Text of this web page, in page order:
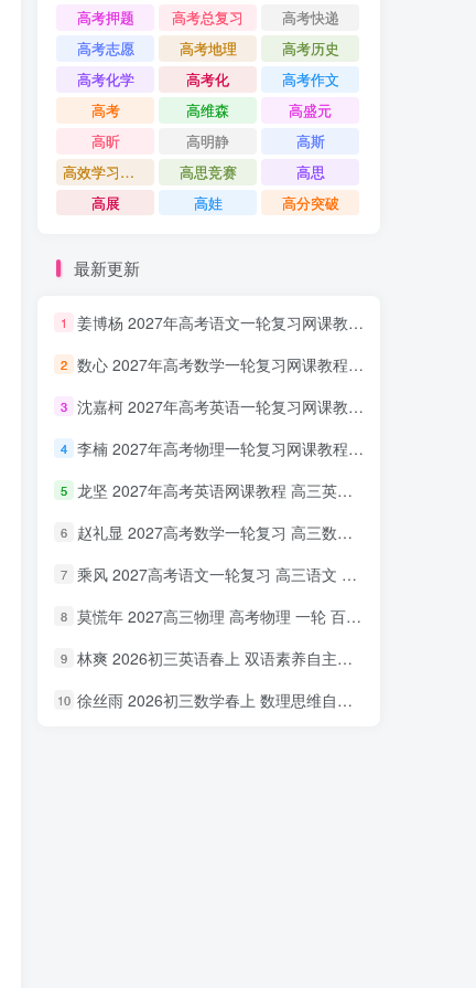
高考押题
高考总复习
高考快递
高考志愿
高考地理
高考历史
高考化学
高考化
高考作文
高考
高维森
高盛元
高昕
高明静
高斯
高效学习方法课
高思竞赛
高思
高展
高娃 高分突破
最新更新
1 姜博杨 2027年高考语文一轮复习网课教程 高三语文 上学期暑假班视频教程 百度网盘下载
2 数心 2027年高考数学一轮复习网课教程 高三数学 上学期暑假班视频教程 百度网盘下载
3 沈嘉柯 2027年高考英语一轮复习网课教程 高三英语 上学期暑假班视频教程 百度网盘下载
4 李楠 2027年高考物理一轮复习网课教程 高三物理 上学期暑假班视频教程 百度网盘下载
5 龙坚 2027年高考英语网课教程 高三英语 一轮复习视频教程 百度网盘下载
6 赵礼显 2027高考数学一轮复习 高三数学 网课视频教程暑假班 百度网盘下载
7 乘风 2027高考语文一轮复习 高三语文 网课视频教程暑秋班 百度网盘下载
8 莫慌年 2027高三物理 高考物理 一轮 百度网盘下载
9 林爽 2026初三英语春上 双语素养自主学习·TY·A+（一期）百度网盘下载
10 徐丝雨 2026初三数学春上 数理思维自主学习·TY·A+（二期）百度网盘下载